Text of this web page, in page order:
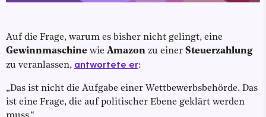
Auf die Frage, warum es bisher nicht gelingt, eine
Gewinnmaschine wie Amazon zu einer Steuerzahlung
zu veranlassen, antwortete er:
„Das ist nicht die Aufgabe einer Wettbewerbsbehörde. Das
ist eine Frage, die auf politischer Ebene geklärt werden